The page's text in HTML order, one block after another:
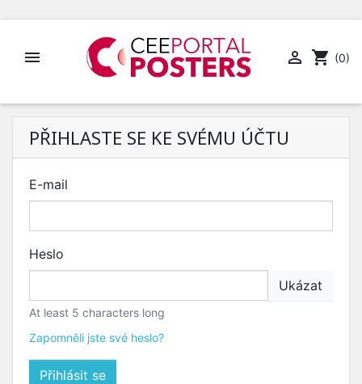
  shopping_cart (0)
PŘIHLASTE SE KE SVÉMU ÚČTU
E-mail
Heslo
Ukázat
At least 5 characters long
Zapomněli jste své heslo?
Přihlásit se